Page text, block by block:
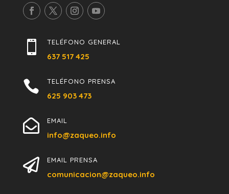
 TELÉFONO GENERAL
637 517 425
 TELÉFONO PRENSA
625 903 473
 EMAIL
info@zaqueo.info
 EMAIL PRENSA
comunicacion@zaqueo.info